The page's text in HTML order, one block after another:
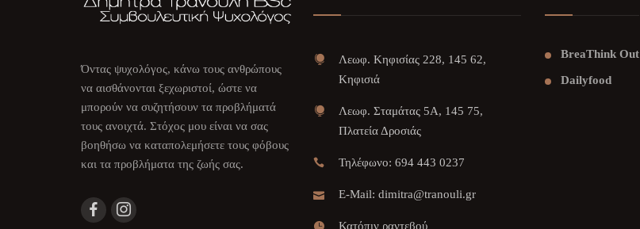
Όντας ψυχολόγος, κάνω τους ανθρώπους
να αισθάνονται ξεχωριστοί, ώστε να
μπορούν να συζητήσουν τα προβλήματά
τους ανοιχτά. Στόχος μου είναι να σας
βοηθήσω να καταπολεμήσετε τους φόβους
και τα προβλήματα της ζωής σας.
Λεωφ. Κηφισίας 228, 145 62,
Κηφισιά
Λεωφ. Σταμάτας 5Α, 145 75,
Πλατεία Δροσιάς
Τηλέφωνο: 694 443 0237
E-Mail: dimitra@tranouli.gr
Κατόπιν ραντεβού
BreaThink Out
Dailyfood